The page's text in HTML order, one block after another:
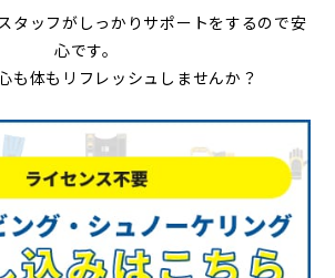
タッフがしっかりサポートをするので安
心です。
も体もリフレッシュしませんか？